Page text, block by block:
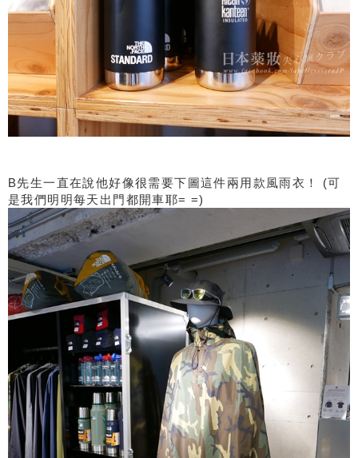
B先生一直在說他好像很需要下圖這件兩用款風雨衣！ (可
是我們明明每天出門都開車耶= =)